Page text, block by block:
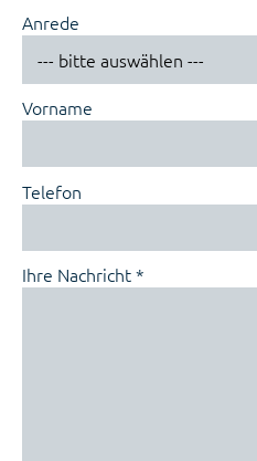
Anrede
Vorname
Telefon
Ihre Nachricht *